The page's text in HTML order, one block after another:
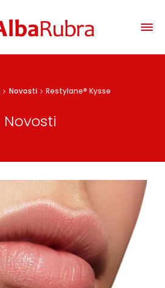
Novosti Restylane® Kysse
Novosti